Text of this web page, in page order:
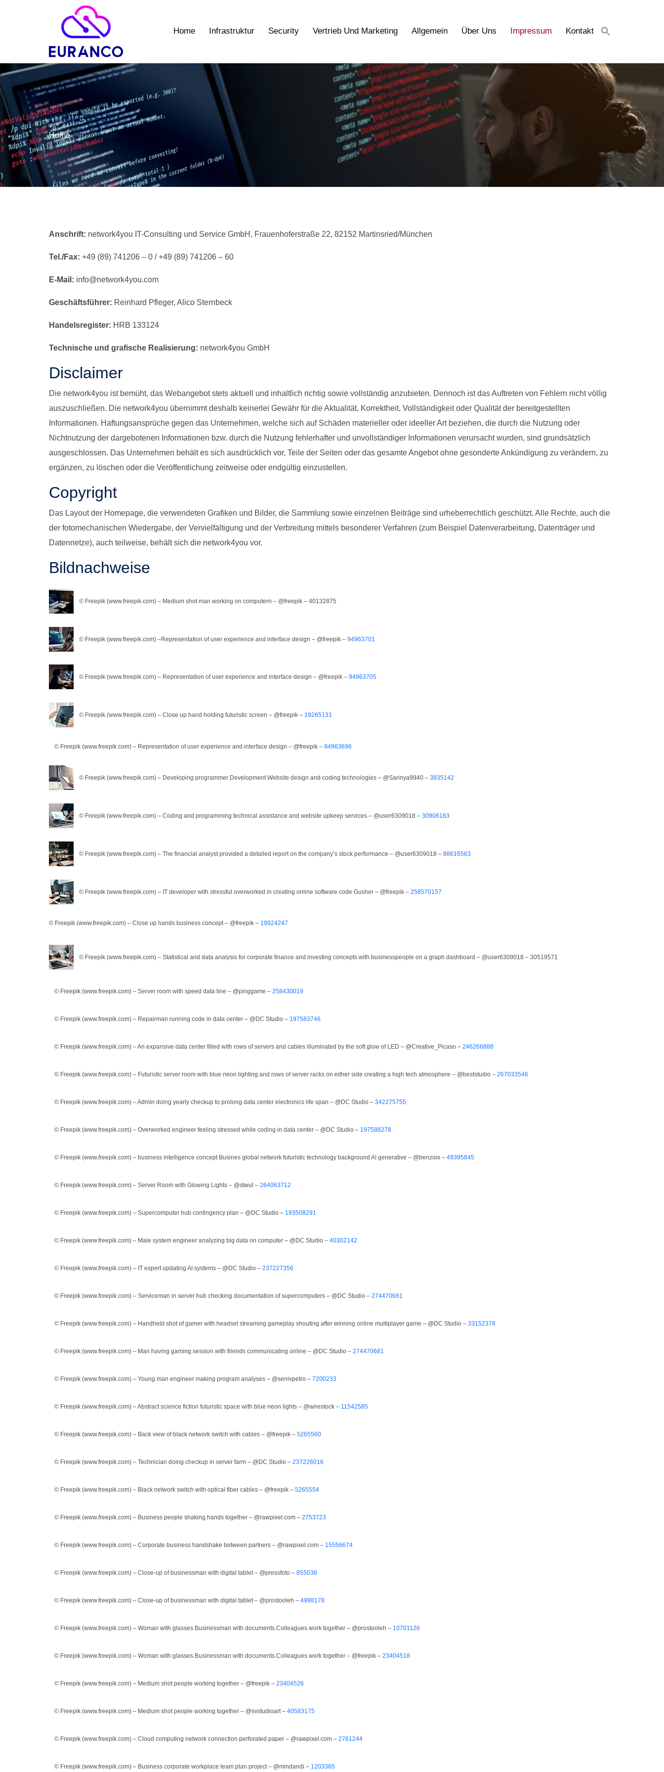
Home Infrastruktur Security Vertrieb Und Marketing Allgemein Über Uns Impressum Kontakt
Impressum
Home»Impressum
Anschrift: network4you IT-Consulting und Service GmbH, Frauenhoferstraße 22, 82152 Martinsried/München
Tel./Fax: +49 (89) 741206 – 0 / +49 (89) 741206 – 60
E-Mail: info@network4you.com
Geschäftsführer: Reinhard Pfleger, Alico Sternbeck
Handelsregister: HRB 133124
Technische und grafische Realisierung: network4you GmbH
Disclaimer
Die network4you ist bemüht, das Webangebot stets aktuell und inhaltlich richtig sowie vollständig anzubieten. Dennoch ist das Auftreten von Fehlern nicht völlig
auszuschließen. Die network4you übernimmt deshalb keinerlei Gewähr für die Aktualität, Korrektheit, Vollständigkeit oder Qualität der bereitgestellten
Informationen. Haftungsansprüche gegen das Unternehmen, welche sich auf Schäden materieller oder ideeller Art beziehen, die durch die Nutzung oder
Nichtnutzung der dargebotenen Informationen bzw. durch die Nutzung fehlerhafter und unvollständiger Informationen verursacht wurden, sind grundsätzlich
ausgeschlossen. Das Unternehmen behält es sich ausdrücklich vor, Teile der Seiten oder das gesamte Angebot ohne gesonderte Ankündigung zu verändern, zu
ergänzen, zu löschen oder die Veröffentlichung zeitweise oder endgültig einzustellen.
Copyright
Das Layout der Homepage, die verwendeten Grafiken und Bilder, die Sammlung sowie einzelnen Beiträge sind urheberrechtlich geschützt. Alle Rechte, auch die
der fotomechanischen Wiedergabe, der Vervielfältigung und der Verbreitung mittels besonderer Verfahren (zum Beispiel Datenverarbeitung, Datenträger und
Datennetze), auch teilweise, behält sich die network4you vor.
Bildnachweise
© Freepik (www.freepik.com) – Medium shot man working on computern – @freepik – 40132875
© Freepik (www.freepik.com) –Representation of user experience and interface design – @freepik – 94963701
© Freepik (www.freepik.com) – Representation of user experience and interface design – @freepik – 94963705
© Freepik (www.freepik.com) – Close up hand holding futuristic screen – @freepik – 19265131
© Freepik (www.freepik.com) – Representation of user experience and interface design – @freepik – 94963696
© Freepik (www.freepik.com) – Developing programmer Development Website design and coding technologies – @Sarinya9940 – 3835142
© Freepik (www.freepik.com) – Coding and programming technical assistance and website upkeep services – @user6309018 – 30906183
© Freepik (www.freepik.com) – The financial analyst provided a detailed report on the company’s stock performance – @user6309018 – 88616563
© Freepik (www.freepik.com) – IT developer with stressful overworked in creating online software code Gusher – @freepik – 258570157
© Freepik (www.freepik.com) – Close up hands business concept – @freepik – 19924247
© Freepik (www.freepik.com) – Statistical and data analysis for corporate finance and investing concepts with businesspeople on a graph dashboard – @user6309018 – 30519571
© Freepik (www.freepik.com) – Server room with speed data line – @pinggame – 258430019
© Freepik (www.freepik.com) – Repairman running code in data center – @DC Studio – 197583746
© Freepik (www.freepik.com) – An expansive data center filled with rows of servers and cables illuminated by the soft glow of LED – @Creative_Picaso – 246266888
© Freepik (www.freepik.com) – Futuristic server room with blue neon lighting and rows of server racks on either side creating a high tech atmosphere – @beststudio – 267033546
© Freepik (www.freepik.com) – Admin doing yearly checkup to prolong data center electronics life span – @DC Studio – 342275755
© Freepik (www.freepik.com) – Overworked engineer feeling stressed while coding in data center – @DC Studio – 197588278
© Freepik (www.freepik.com) – business intelligence concept Busines global network futuristic technology background AI generative – @benzoix – 49395845
© Freepik (www.freepik.com) – Server Room with Glowing Lights – @stwul – 264063712
© Freepik (www.freepik.com) – Supercomputer hub contingency plan – @DC Studio – 193508291
© Freepik (www.freepik.com) – Male system engineer analyzing big data on computer – @DC Studio – 40302142
© Freepik (www.freepik.com) – IT expert updating AI systems – @DC Studio – 237227356
© Freepik (www.freepik.com) – Serviceman in server hub checking documentation of supercomputers – @DC Studio – 274470681
© Freepik (www.freepik.com) – Handheld shot of gamer with headset streaming gameplay shouting after winning online multiplayer game – @DC Studio – 33152378
© Freepik (www.freepik.com) – Man having gaming session with friends communicating online – @DC Studio – 274470681
© Freepik (www.freepik.com) – Young man engineer making program analyses – @senivpetro – 7200233
© Freepik (www.freepik.com) – Abstract science fiction futuristic space with blue neon lights – @wirestock – 11542585
© Freepik (www.freepik.com) – Back view of black network switch with cables – @freepik – 5265560
© Freepik (www.freepik.com) – Technician doing checkup in server farm – @DC Studio – 237226016
© Freepik (www.freepik.com) – Black network switch with optical fiber cables – @freepik – 5265554
© Freepik (www.freepik.com) – Business people shaking hands together – @rawpixel.com – 2753723
© Freepik (www.freepik.com) – Corporate business handshake between partners – @rawpixel.com – 15556674
© Freepik (www.freepik.com) – Close-up of businessman with digital tablet – @pressfoto – 855036
© Freepik (www.freepik.com) – Close-up of businessman with digital tablet – @prostooleh – 4998178
© Freepik (www.freepik.com) – Woman with glasses.Businessman with documents.Colleagues work together – @prostooleh – 10701126
© Freepik (www.freepik.com) – Woman with glasses.Businessman with documents.Colleagues work together – @freepik – 23404518
© Freepik (www.freepik.com) – Medium shot people working together – @freepik – 23404526
© Freepik (www.freepik.com) – Medium shot people working together – @svstudioart – 40583175
© Freepik (www.freepik.com) – Cloud computing network connection perforated paper – @rawpixel.com – 2761244
© Freepik (www.freepik.com) – Business corporate workplace team plan project – @mindandi – 1203365